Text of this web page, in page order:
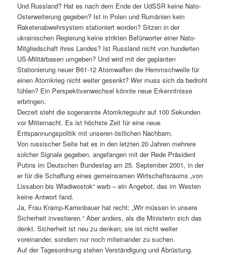
Und Russland? Hat es nach dem Ende der UdSSR keine Nato-
Osterweiterung gegeben? Ist in Polen und Rumänien kein
Raketenabwehrsystem stationiert worden? Sitzen in der
ukrainischen Regierung keine strikten Befürworter einer Nato-
Mitgliedschaft ihres Landes? Ist Russland nicht von hunderten
US-Militärbasen umgeben? Und wird mit der geplanten
Stationierung neuer B61-12 Atomwaffen die Hemmschwelle für
einen Atomkrieg nicht weiter gesenkt? Wer muss sich da bedroht
fühlen? Ein Perspektivenwechsel könnte neue Erkenntnisse
erbringen.
Derzeit steht die sogenannte Atomkriegsuhr auf 100 Sekunden
vor Mitternacht. Es ist höchste Zeit für eine neue
Entspannungspolitik mit unseren östlichen Nachbarn.
Von russischer Seite hat es in den letzten 20 Jahren mehrere
solcher Signale gegeben, angefangen mit der Rede Präsident
Putins im Deutschen Bundestag am 25. September 2001, in der
er für die Schaffung eines gemeinsamen Wirtschaftsraums „von
Lissabon bis Wladiwostok“ warb – ein Angebot, das im Westen
keine Antwort fand.
Ja, Frau Kramp-Karrenbauer hat recht: „Wir müssen in unsere
Sicherheit investieren.“ Aber anders, als die Ministerin sich das
denkt. Sicherheit ist neu zu denken; sie ist nicht weiter
voreinander, sondern nur noch miteinander zu suchen.
Auf der Tagesordnung stehen Verständigung und Abrüstung.